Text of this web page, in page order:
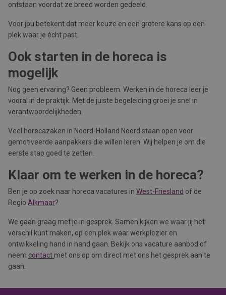
ontstaan voordat ze breed worden gedeeld.
Voor jou betekent dat meer keuze en een grotere kans op een
plek waar je écht past.
Ook starten in de horeca is
mogelijk
Nog geen ervaring? Geen probleem. Werken in de horeca leer je
vooral in de praktijk. Met de juiste begeleiding groei je snel in
verantwoordelijkheden.
Veel horecazaken in Noord-Holland Noord staan open voor
gemotiveerde aanpakkers die willen leren. Wij helpen je om die
eerste stap goed te zetten.
Klaar om te werken in de horeca?
Ben je op zoek naar horeca vacatures in West-Friesland of de
Regio Alkmaar?
We gaan graag met je in gesprek. Samen kijken we waar jij het
verschil kunt maken, op een plek waar werkplezier en
ontwikkeling hand in hand gaan. Bekijk ons vacature aanbod of
neem contact met ons op om direct met ons het gesprek aan te
gaan.